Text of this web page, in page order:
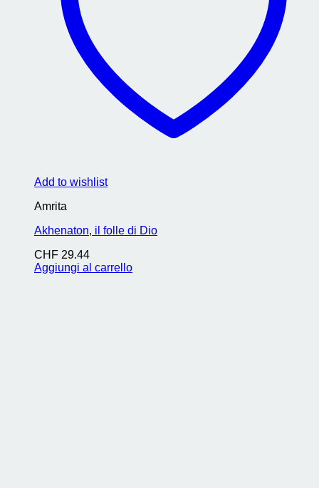
Add to wishlist
Amrita
Akhenaton, il folle di Dio
CHF 29.44
Aggiungi al carrello